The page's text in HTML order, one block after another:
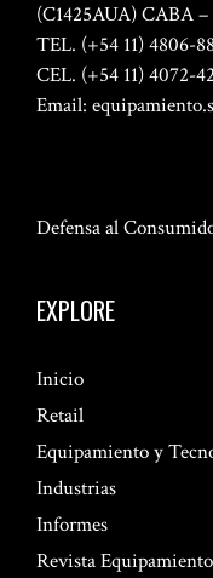
(C1425AUA) CABA
TEL. (+54 11) 4806-
CEL. (+54 11) 4072-
Email:
Defensa al
EXPLORE
Inicio
Retail
Equipamiento y
Industrias
Informes
Revista